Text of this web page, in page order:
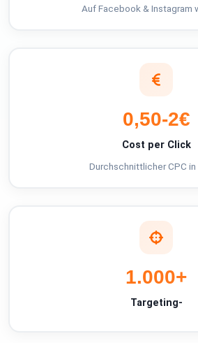
Auf Facebook & Instagram
0,50-2€
Cost per Click
Durchschnittlicher CPC in
1.000+
Targeting-